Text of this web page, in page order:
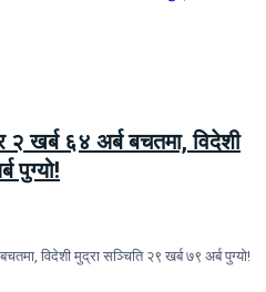
२ खर्ब ६४ अर्ब बचतमा, विदेशी
पुग्यो!
विदेशी मुद्रा सञ्चिति २९ खर्ब ७९ अर्ब पुग्यो!